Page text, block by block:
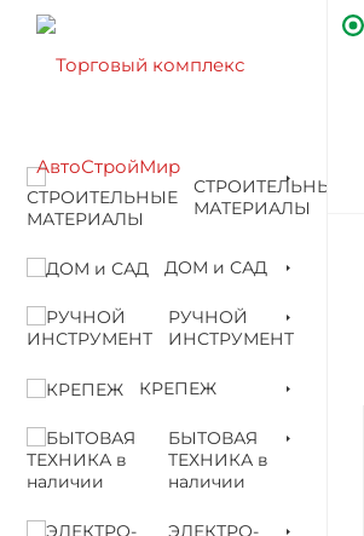
СТРОИТЕЛЬНЫЕ
МАТЕРИАЛЫ
ДОМ и САД
РУЧНОЙ
ИНСТРУМЕНТ
КРЕПЕЖ
БЫТОВАЯ
ТЕХНИКА в
наличии
ЭЛЕКТРО-